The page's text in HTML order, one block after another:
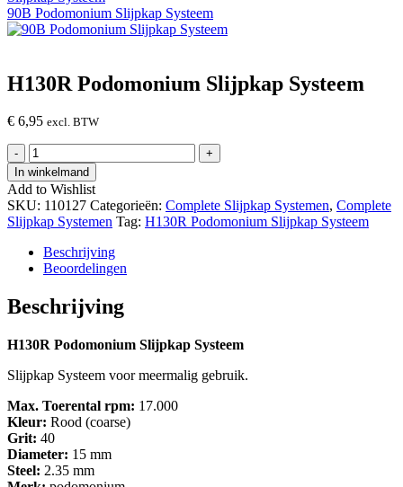
90B Podomonium Slijpkap Systeem
H130R Podomonium Slijpkap Systeem
€ 6,95 excl. BTW
-
H130R
Podomonium
Slijpkap
Systeem
hoeveelheid
+
In winkelmand
Add to Wishlist
SKU: 110127 Categorieën: Complete Slijpkap Systemen, Complete
Slijpkap Systemen Tag: H130R Podomonium Slijpkap Systeem
Beschrijving
Beoordelingen
Beschrijving
H130R Podomonium Slijpkap Systeem
Slijpkap Systeem voor meermalig gebruik.
Max. Toerental rpm: 17.000
Kleur: Rood (coarse)
Grit: 40
Diameter: 15 mm
Steel: 2.35 mm